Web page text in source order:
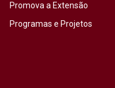
Promova a Extensão
Programas e Projetos